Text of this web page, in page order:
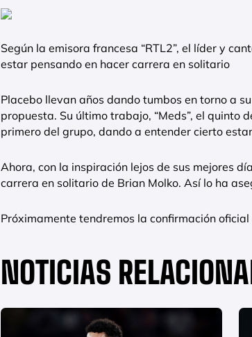
Según la emisora francesa “RTL2”, el líder y
estar pensando en hacer carrera en solitario
Placebo llevan años dando tumbos en torno a
propuesta. Su último trabajo, “Meds”, el quinto
primero del grupo, dando a entender cierto
Ahora, con la inspiración lejos de sus mejores
carrera en solitario de Brian Molko. Así lo ha
Próximamente tendremos la confirmación
NOTICIAS